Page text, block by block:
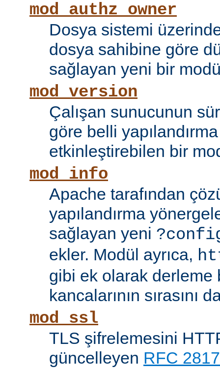
mod_authz_owner
Dosya sistemi
dosya sahibine göre
sağlayan yeni bir
mod_version
Çalışan sunucunun
göre belli yapılandırma
etkinleştirebilen bir
mod_info
Apache tarafından
yapılandırma
sağlayan yeni
ekler. Modül ayrıca,
gibi ek olarak derleme
kancalarının sırasını
mod_ssl
TLS şifrelemesini
güncelleyen RFC 2817